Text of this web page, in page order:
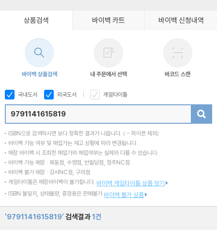
상품검색 바이백 카트 바이백 신청내역
바이백 상품검색 내 주문에서 선택 바코드 스캔
국내도서 외국도서 게임타이틀
ISBN으로 검색하시면 보다 정확한 결과가 나옵니다. ( - 하이픈 제외)
바이백 가능 여부 및 매입가는 재고 상황에 따라 변경됩니다.
매장 바이백 시 조회한 매입가와 매입여부는 실제와 다를 수 있습니다.
바이백 가능 매장 : 목동점, 수영점, 반월당점, 청주NC점
바이백 불가 매장 : 강서NC점, 구의점
게임타이틀은 매장바이백이 불가합니다. 바이백 게임타이틀 상품 보기
ISBN 불일치, 상태불량, 증정용은 판매불가 바이백 불가 상품
'9791141615819' 검색결과1건